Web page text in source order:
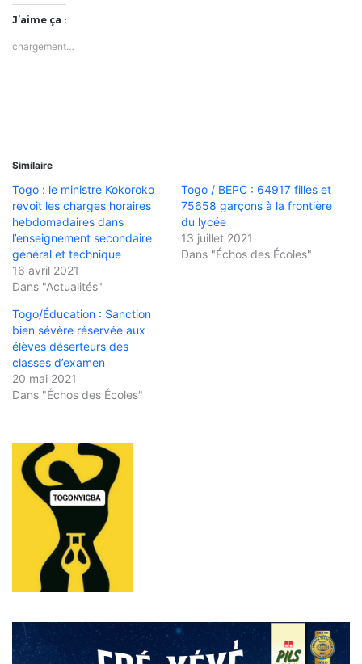
J’aime ça :
chargement…
Similaire
Togo : le ministre Kokoroko
revoit les charges horaires
hebdomadaires dans
l’enseignement secondaire
général et technique
16 avril 2021
Dans "Actualités"
Togo / BEPC : 64917 filles et
75658 garçons à la frontière
du lycée
13 juillet 2021
Dans "Échos des Écoles"
Togo/Éducation : Sanction
bien sévère réservée aux
élèves déserteurs des
classes d’examen
20 mai 2021
Dans "Échos des Écoles"